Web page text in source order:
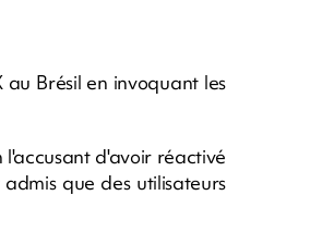
Brésil en invoquant les
d'avoir réactivé
que des utilisateurs